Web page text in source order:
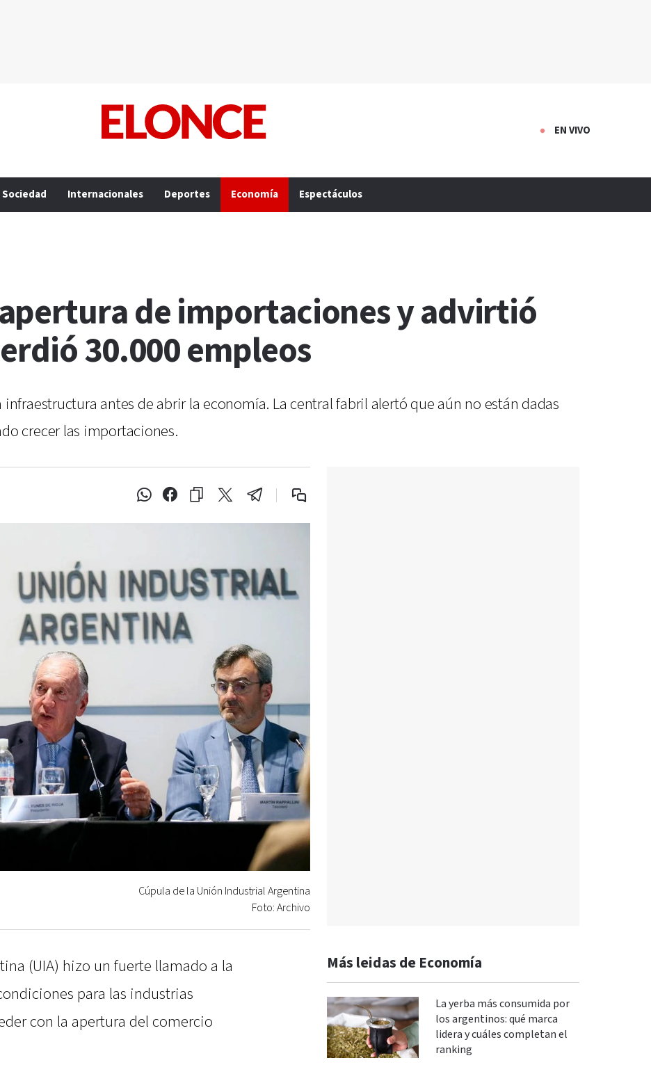
EN VIVO
Sociedad Internacionales Deportes Economía Espectáculos
de importaciones y advirtió
30.000 empleos
antes de abrir la economía. La central fabril alertó que aún no están dadas
crecer las importaciones.
Cúpula de la Unión Industrial Argentina
Foto: Archivo
(UIA) hizo un fuerte llamado a la
para las industrias
con la apertura del comercio
Más leidas de Economía
La yerba más consumida por
los argentinos: qué marca
lidera y cuáles completan el
ranking